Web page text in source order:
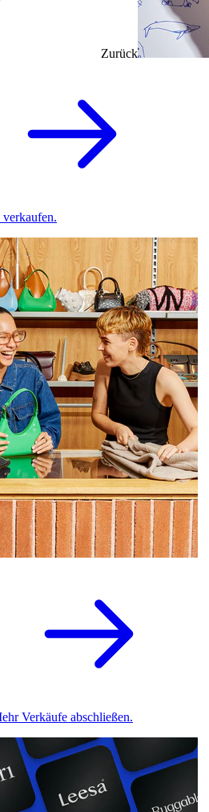
Zurück
Verkäufe abschließen.